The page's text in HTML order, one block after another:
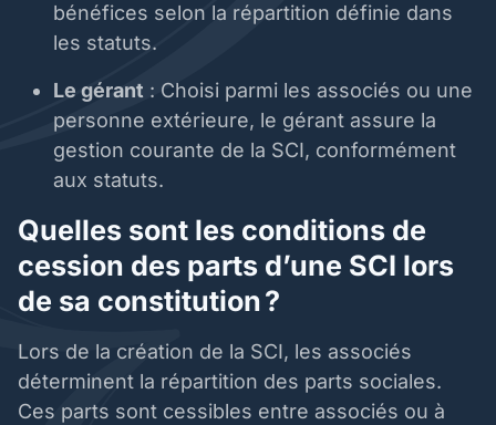
bénéfices selon la répartition définie dans
les statuts.
Le gérant : Choisi parmi les associés ou une
personne extérieure, le gérant assure la
gestion courante de la SCI, conformément
aux statuts.
Quelles sont les conditions de
cession des parts d’une SCI lors
de sa constitution ?
Lors de la création de la SCI, les associés
déterminent la répartition des parts sociales.
Ces parts sont cessibles entre associés ou à